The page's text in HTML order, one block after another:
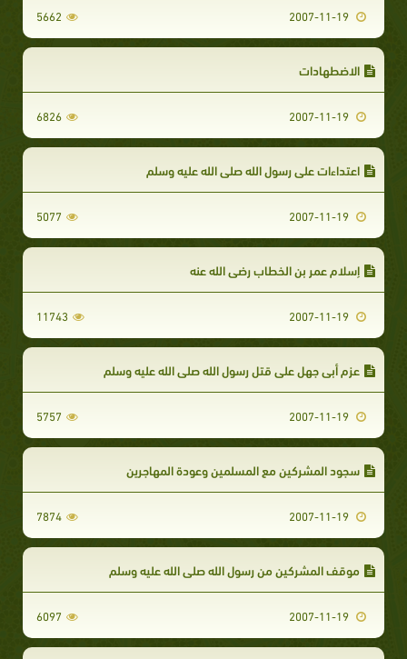
5662
الاضطهادات
6826
اعتداءات على رسول الله صلى الله عليه وسلم
5077
إسلام عمر بن الخطاب رضي الله عنه
11743
عزم أبي جهل على قتل رسول الله صلى الله عليه وسلم
5757
سجود المشركين مع المسلمين وعودة المهاجرين
7874
موقف المشركين من رسول الله صلى الله عليه وسلم
6097